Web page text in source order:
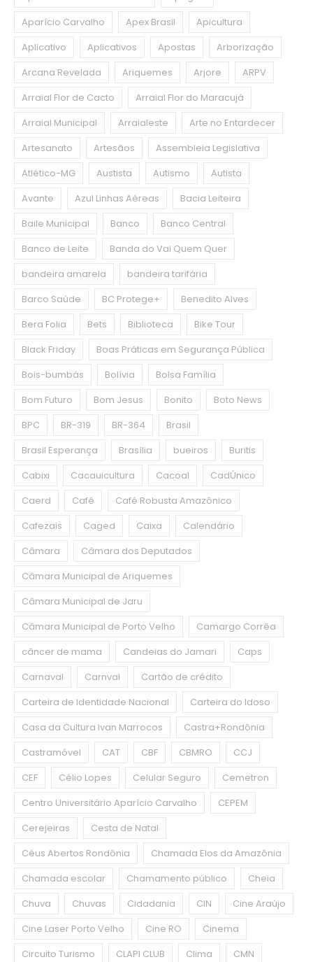
Aparício Carvalho
Apex Brasil
Apicultura
Aplicativo
Aplicativos Apostas
Arborização
Arcana Revelada
Ariquemes Arjore
ARPV
Arraial Flor de Cacto
Arraial Flor do Maracujá
Arraial Municipal
Arraialeste
Arte no Entardecer
Artesanato
Artesãos
Assembleia Legislativa
Atlético-MG
Austista Autismo
Autista
Avante
Azul Linhas Aéreas
Bacia Leiteira
Baile Municipal
Banco
Banco Central
Banco de Leite
Banda do Vai Quem Quer
bandeira amarela
bandeira tarifária
Barco Saúde
BC Protege+
Benedito Alves
Bera Folia
Bets Biblioteca
Bike Tour
Black Friday
Boas Práticas em Segurança Pública
Bois-bumbás
Bolívia
Bolsa Família
Bom Futuro
Bom Jesus Bonito
Boto News
BPC
BR-319 BR-364
Brasil
Brasil Esperança
Brasília bueiros
Buritis
Cabixi
Cacauicultura Cacoal
CadÚnico
Caerd
Café
Café Robusta Amazônico
Cafezais
Caged Caixa
Calendário
Câmara
Câmara dos Deputados
Câmara Municipal de Ariquemes
Câmara Municipal de Jaru
Câmara Municipal de Porto Velho
Camargo Corrêa
câncer de mama
Candeias do Jamari
Caps
Carnaval
Carnval
Cartão de crédito
Carteira de Identidade Nacional
Carteira do Idoso
Casa da Cultura Ivan Marrocos
Castra+Rondônia
Castramóvel
CAT CBF CBMRO
CCJ
CEF
Célio Lopes Celular Seguro
Cemetron
Centro Universitário Aparício Carvalho
CEPEM
Cerejeiras
Cesta de Natal
Céus Abertos Rondônia
Chamada Elos da Amazônia
Chamada escolar
Chamamento público
Cheia
Chuva
Chuvas Cidadania CIN
Cine Araújo
Cine Laser Porto Velho
Cine RO
Cinema
Circuito Turismo
CLAPI CLUB Clima
CMN